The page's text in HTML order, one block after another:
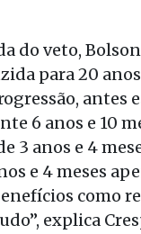
do veto,
para 20
antes
6 anos e 10
3 anos e 4
e 4 meses
como
explica